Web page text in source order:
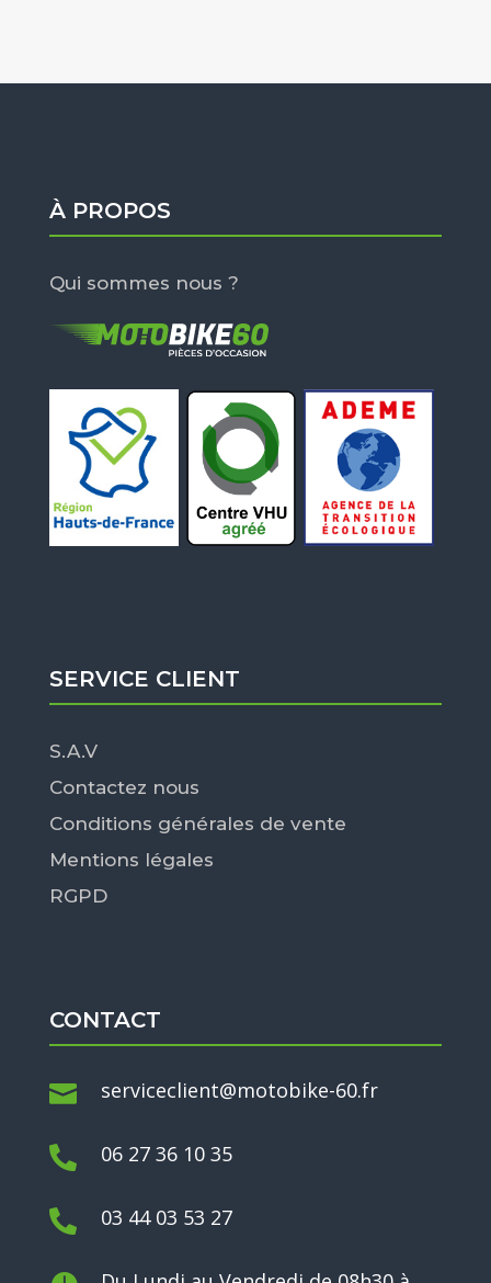
À PROPOS
Qui sommes nous ?
SERVICE CLIENT
S.A.V
Contactez nous
Conditions générales de vente
Mentions légales
RGPD
CONTACT
 serviceclient@motobike-60.fr
 06 27 36 10 35
 03 44 03 53 27